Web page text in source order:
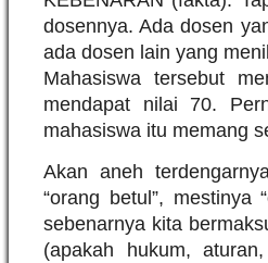
dosennya. Ada dosen
ada dosen lain yang
Mahasiswa tersebut
mendapat nilai 70.
mahasiswa itu memang
Akan aneh
“orang betul”, mestinya
sebenarnya kita
(apakah hukum,